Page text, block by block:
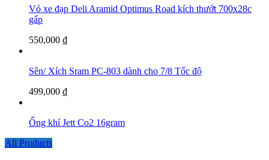
Vỏ xe đạp Deli Aramid Optimus Road kích thướt 700x28c
gấp
550,000 ₫
Sên/ Xích Sram PC-803 dành cho 7/8 Tốc độ
499,000 ₫
Ống khí Jett Co2 16gram
All Products